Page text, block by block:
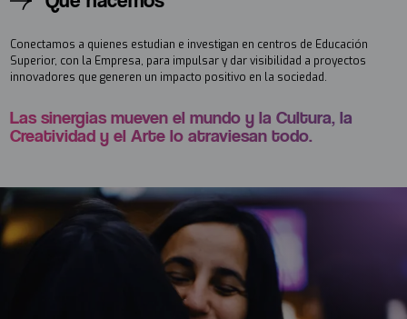
Conectamos a quienes estudian e investigan en centros de Educación
Superior, con la Empresa, para impulsar y dar visibilidad a proyectos
innovadores que generen un impacto positivo en la sociedad.
Las sinergias mueven el mundo y la Cultura, la
Creatividad y el Arte lo atraviesan todo.